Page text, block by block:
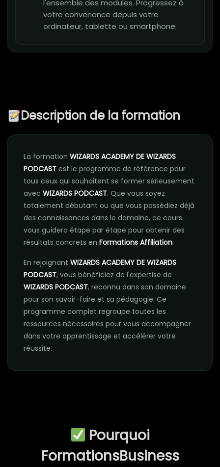
l'ensemble des modules. Progressez à
votre convenance depuis votre
ordinateur, tablette ou smartphone.
Description de la formation
La formation WIZARDS ACADEMY DE WIZARDS
PODCAST est le programme de référence pour
tous ceux qui souhaitent se former sérieusement
avec WIZARDS PODCAST. Que vous soyez
totalement débutant ou que vous possédiez déjà
des connaissances dans le domaine, ce cours
vous guidera étape par étape pour obtenir des
résultats concrets en Formations Affiliation.
En rejoignant WIZARDS ACADEMY DE WIZARDS
PODCAST, vous bénéficiez de l'expertise de
WIZARDS PODCAST, reconnu dans son domaine
pour son savoir-faire et sa pédagogie. Ce
programme complet regroupe toutes les
ressources nécessaires pour vous accompagner
dans votre apprentissage et accélérer votre
réussite.
Pourquoi
FormationsBusiness